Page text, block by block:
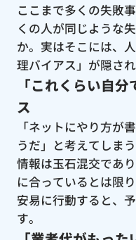
ここまで多くの失敗
くの人が同じような
か。実はそこには、
理バイアス」が隠され
「これくらい自
ス
「ネットにやり方が
うだ」と考えてしま
情報は玉石混交であ
に合っているとは限
安易に行動すると、
す。